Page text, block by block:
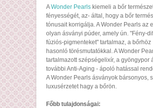
AWonder Pearls kiemeli a bőr
fényességét, az- által, hogy a bőr
tónusait korrigálja. A Wonder Pearls az
olyan ásványi púder, amely ún. "Fény-
fúziós-pigmenteket" tartalmaz, a bőrhöz
hasonló törésmutatókkal. A Wonder
tartalmazott szépségelixír, a gyöngypor
további Anti-Aging - ápoló hatással
A Wonder Pearls ásványok bársonyos,
luxusérzetet hagy a bőrön.
Főbb tulajdonságai: